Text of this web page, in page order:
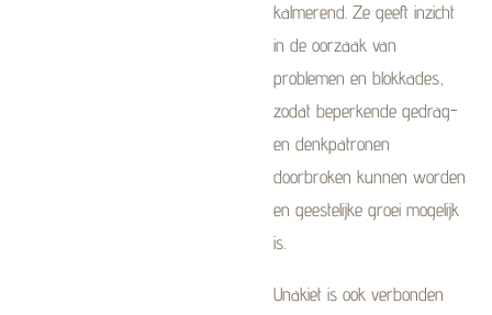
kalmerend. Ze geeft inzicht
in de oorzaak van
problemen en blokkades,
zodat beperkende gedrag-
en denkpatronen
doorbroken kunnen worden
en geestelijke groei mogelijk
is.
Unakiet is ook verbonden